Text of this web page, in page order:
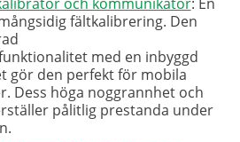
fältkalibrering. Den
med en inbyggd
gör den perfekt för mobila
Dess höga noggrannhet och
pålitlig prestanda under